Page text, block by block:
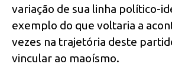
variação de sua linha político-
exemplo do que voltaria a
vezes na trajetória deste
vincular ao maoísmo.